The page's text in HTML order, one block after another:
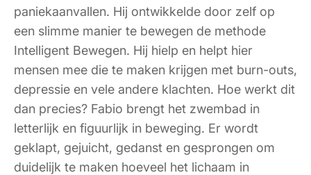
paniekaanvallen. Hij ontwikkelde door zelf op
een slimme manier te bewegen de methode
Intelligent Bewegen. Hij hielp en helpt hier
mensen mee die te maken krijgen met burn-outs,
depressie en vele andere klachten. Hoe werkt dit
dan precies? Fabio brengt het zwembad in
letterlijk en figuurlijk in beweging. Er wordt
geklapt, gejuicht, gedanst en gesprongen om
duidelijk te maken hoeveel het lichaam in